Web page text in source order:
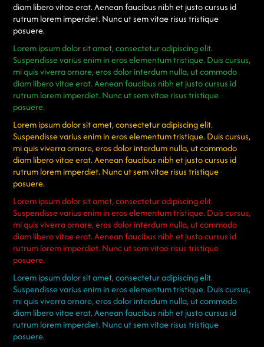
diam libero vitae erat. Aenean faucibus nibh et justo cursus id
rutrum lorem imperdiet. Nunc ut sem vitae risus tristique
posuere.
Lorem ipsum dolor sit amet, consectetur adipiscing elit.
Suspendisse varius enim in eros elementum tristique. Duis cursus,
mi quis viverra ornare, eros dolor interdum nulla, ut commodo
diam libero vitae erat. Aenean faucibus nibh et justo cursus id
rutrum lorem imperdiet. Nunc ut sem vitae risus tristique
posuere.
Lorem ipsum dolor sit amet, consectetur adipiscing elit.
Suspendisse varius enim in eros elementum tristique. Duis cursus,
mi quis viverra ornare, eros dolor interdum nulla, ut commodo
diam libero vitae erat. Aenean faucibus nibh et justo cursus id
rutrum lorem imperdiet. Nunc ut sem vitae risus tristique
posuere.
Lorem ipsum dolor sit amet, consectetur adipiscing elit.
Suspendisse varius enim in eros elementum tristique. Duis cursus,
mi quis viverra ornare, eros dolor interdum nulla, ut commodo
diam libero vitae erat. Aenean faucibus nibh et justo cursus id
rutrum lorem imperdiet. Nunc ut sem vitae risus tristique
posuere.
Lorem ipsum dolor sit amet, consectetur adipiscing elit.
Suspendisse varius enim in eros elementum tristique. Duis cursus,
mi quis viverra ornare, eros dolor interdum nulla, ut commodo
diam libero vitae erat. Aenean faucibus nibh et justo cursus id
rutrum lorem imperdiet. Nunc ut sem vitae risus tristique
posuere.